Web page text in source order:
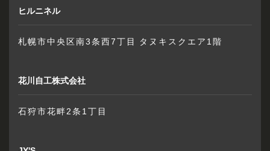
ヒルニネル
札幌市中央区南3条西7丁目 タヌキスクエア1階
花川自工株式会社
石狩市花畔2条1丁目